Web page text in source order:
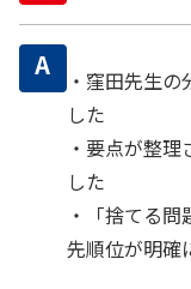
A
・窪田先生
した
・要点が整
した
・「捨てる
先順位が明確